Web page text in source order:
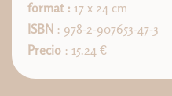
format : 17 x 24 cm
ISBN : 978-2-907653-47-3
Precio : 15.24 €